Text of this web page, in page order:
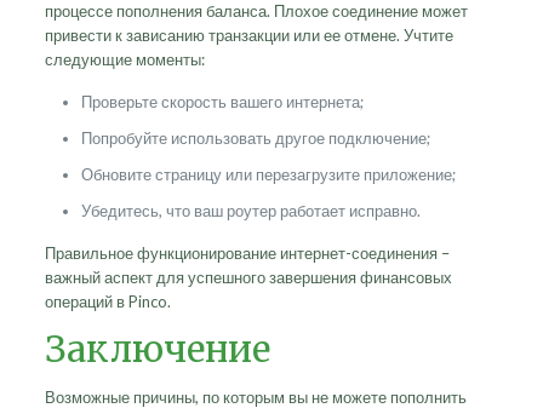
процессе пополнения баланса. Плохое соединение может
привести к зависанию транзакции или ее отмене. Учтите
следующие моменты:
Проверьте скорость вашего интернета;
Попробуйте использовать другое подключение;
Обновите страницу или перезагрузите приложение;
Убедитесь, что ваш роутер работает исправно.
Правильное функционирование интернет-соединения –
важный аспект для успешного завершения финансовых
операций в Pinco.
Заключение
Возможные причины, по которым вы не можете пополнить